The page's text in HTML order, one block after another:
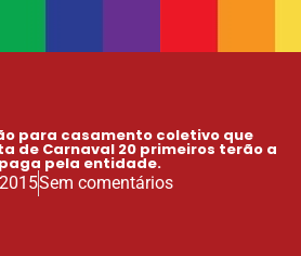
para casamento coletivo que
de Carnaval 20 primeiros terão a
pela entidade.
Sem comentários